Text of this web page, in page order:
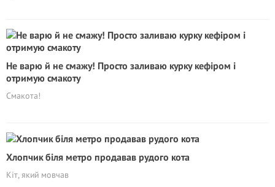
Не варю й не смажу! Просто заливаю курку кефіром і
отримую смакоту
Смакота!
Хлопчик біля метро продавав рудого кота
Кіт, який мовчав